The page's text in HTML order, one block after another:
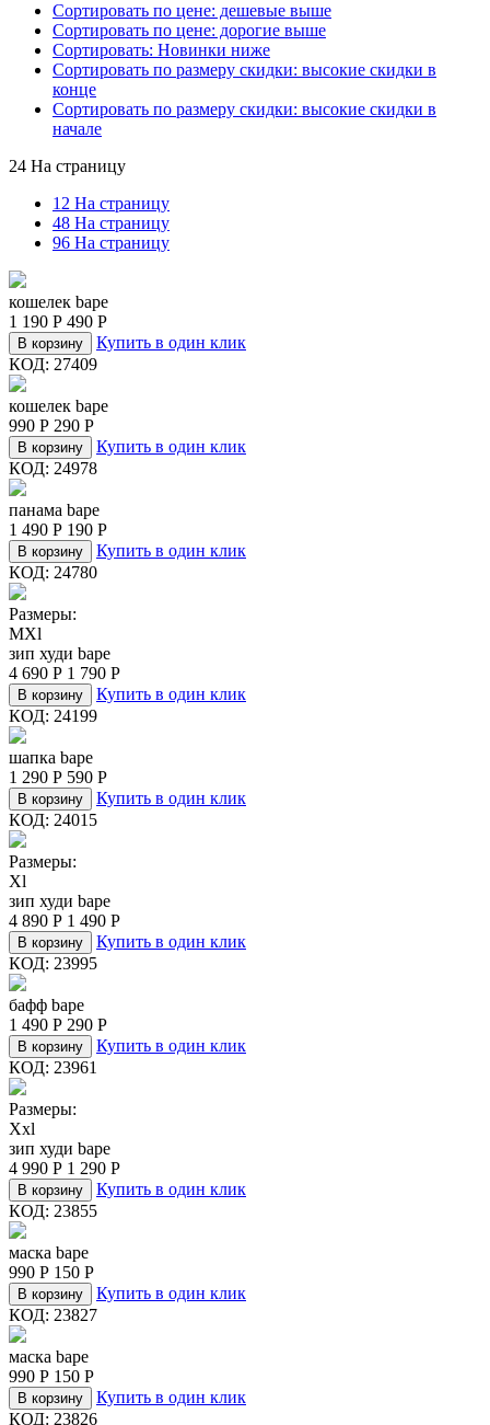
Сортировать по цене: дешевые выше
Сортировать по цене: дорогие выше
Сортировать: Новинки ниже
Сортировать по размеру скидки: высокие скидки в
конце
Сортировать по размеру скидки: высокие скидки в
начале
24 На страницу
12 На страницу
48 На страницу
96 На страницу
кошелек bape
1 190 Р 490 Р
В корзину
Купить в один клик
КОД: 27409
кошелек bape
990 Р 290 Р
В корзину
Купить в один клик
КОД: 24978
панама bape
1 490 Р 190 Р
В корзину
Купить в один клик
КОД: 24780
Размеры:
MXl
зип худи bape
4 690 Р 1 790 Р
В корзину
Купить в один клик
КОД: 24199
шапка bape
1 290 Р 590 Р
В корзину
Купить в один клик
КОД: 24015
Размеры:
Xl
зип худи bape
4 890 Р 1 490 Р
В корзину
Купить в один клик
КОД: 23995
бафф bape
1 490 Р 290 Р
В корзину
Купить в один клик
КОД: 23961
Размеры:
Xxl
зип худи bape
4 990 Р 1 290 Р
В корзину
Купить в один клик
КОД: 23855
маска bape
990 Р 150 Р
В корзину
Купить в один клик
КОД: 23827
маска bape
990 Р 150 Р
В корзину
Купить в один клик
КОД: 23826